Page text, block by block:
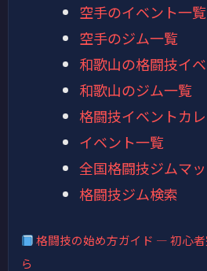
空手のイベント一覧
空手のジム一覧
和歌山の格闘技イ
和歌山のジム一覧
格闘技イベントカ
イベント一覧
全国格闘技ジムマ
格闘技ジム検索
格闘技の始め方ガイド — 初心
ら